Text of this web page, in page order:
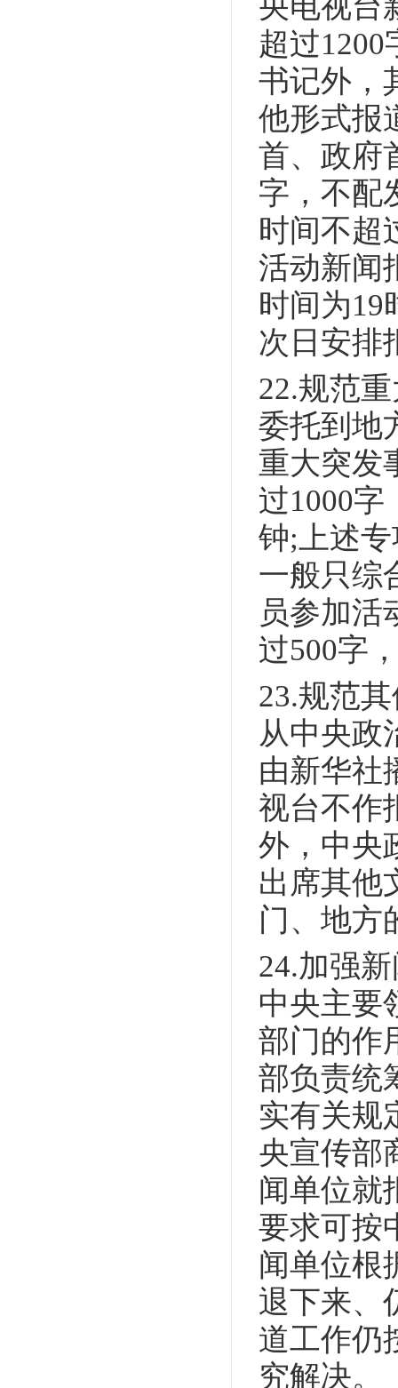
超过
书记外，
他形式报
首、政府
字，不配
时间不超
活动新闻
时间为19
次日安排
22.规范
委托到地
重大突发
过1000
钟;上述
一般只综
员参加活
过500字
23.规范
从中央政
由新华社
视台不作
外，中央
出席其他
门、地方
24.加强
中央主要
部门的作
部负责统
实有关规
央宣传部
闻单位就
要求可按
闻单位根
退下来、
道工作仍
究解决。